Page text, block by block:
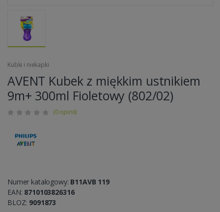
Kubki i niekapki
AVENT Kubek z miękkim ustnikiem
9m+ 300ml Fioletowy (802/02)
(0 opinii)
Numer katalogowy: B11AVB 119
EAN: 8710103826316
BLOZ: 9091873